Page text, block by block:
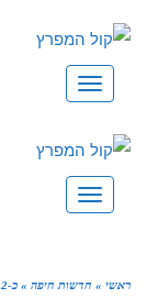
תפריט
תפריט
ראשי » חדשות חיפה » כ-2 מיליון ₪ יושקעו במהלך החודש הקרוב בשכונת קריית-אליעזר